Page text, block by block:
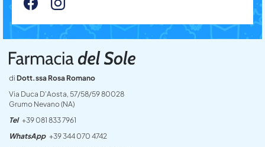
di Dott.ssa Rosa Romano
Via Duca D’Aosta, 57/58/59 80028
Grumo Nevano (NA)
Tel +39 081 833 7961
WhatsApp +39 344 070 4742